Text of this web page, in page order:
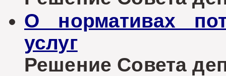
О нормативах
услуг
Решение Совета